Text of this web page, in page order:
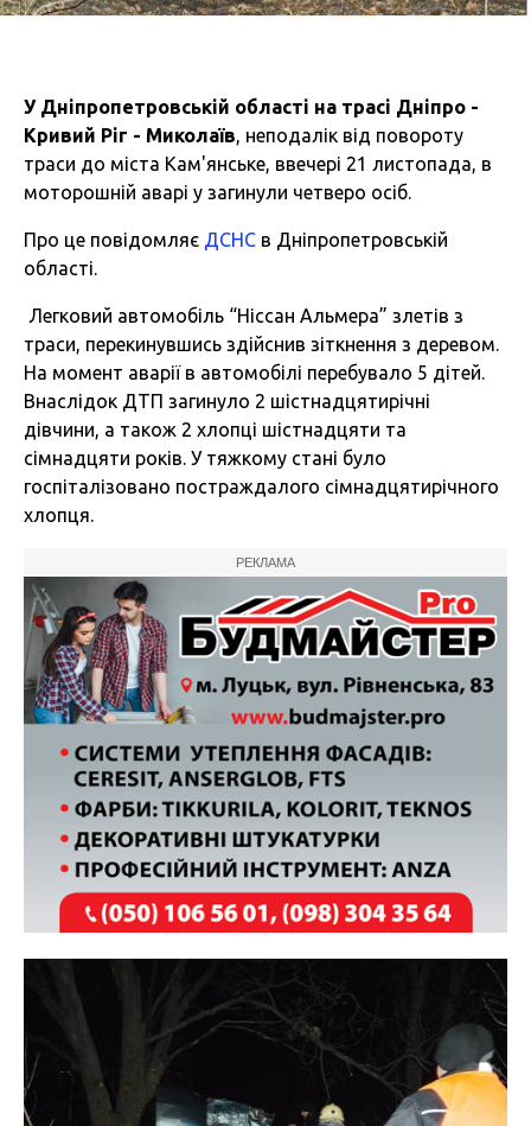
У Дніпропетровській області на трасі Дніпро -
Кривий Ріг - Миколаїв, неподалік від повороту
траси до міста Кам'янське, ввечері 21 листопада, в
моторошній аварі у загинули четверо осіб.
Про це повідомляє ДСНС в Дніпропетровській
області.
Легковий автомобіль “Ніссан Альмера” злетів з
траси, перекинувшись здійснив зіткнення з деревом.
На момент аварії в автомобілі перебувало 5 дітей.
Внаслідок ДТП загинуло 2 шістнадцятирічні
дівчини, а також 2 хлопці шістнадцяти та
сімнадцяти років. У тяжкому стані було
госпіталізовано постраждалого сімнадцятирічного
хлопця.
РЕКЛАМА